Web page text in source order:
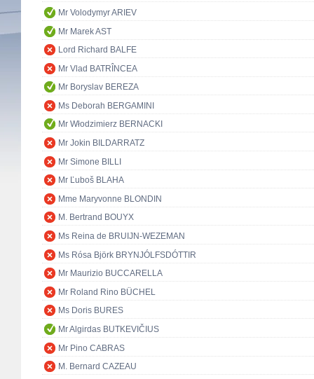
Mr Volodymyr ARIEV
Mr Marek AST
Lord Richard BALFE
Mr Vlad BATRÎNCEA
Mr Boryslav BEREZA
Ms Deborah BERGAMINI
Mr Włodzimierz BERNACKI
Mr Jokin BILDARRATZ
Mr Simone BILLI
Mr Ľuboš BLAHA
Mme Maryvonne BLONDIN
M. Bertrand BOUYX
Ms Reina de BRUIJN-WEZEMAN
Ms Rósa Björk BRYNJÓLFSDÓTTIR
Mr Maurizio BUCCARELLA
Mr Roland Rino BÜCHEL
Ms Doris BURES
Mr Algirdas BUTKEVIČIUS
Mr Pino CABRAS
M. Bernard CAZEAU